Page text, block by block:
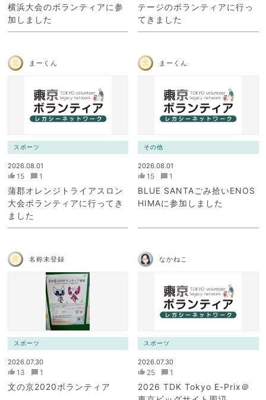
横浜大会のボランティアに参
加しました
テージのボランティアに行っ
てきました
まーくん
スポーツ
2026.08.01
15 1
蒲郡オレンジトライアスロン
大会ボランティアに行ってき
ました
まーくん
その他
2026.08.01
15 1
BLUE SANTAごみ拾いENOS
HIMAに参加しました
名称未登録
スポーツ
2026.07.30
13 1
文の京2020ボランティア
なかねこ
スポーツ
2026.07.30
25 1
2026 TDK Tokyo E-Prix＠